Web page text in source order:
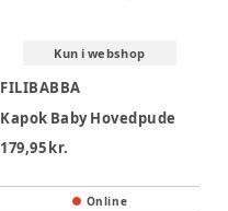
Kun i webshop
FILIBABBA
Kapok Baby Hovedpude
179,95 kr.
Online